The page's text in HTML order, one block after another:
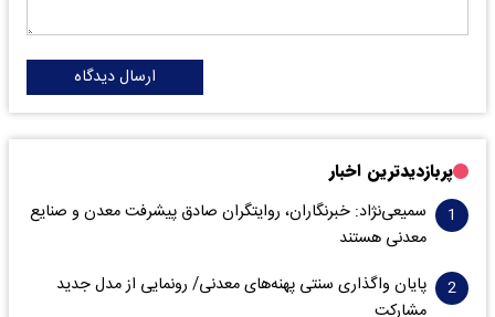
ارسال دیدگاه
پربازدیدترین اخبار
سمیعی‌نژاد: خبرنگاران، روایتگران صادق پیشرفت معدن و صنایع
معدنی هستند
پایان واگذاری‌ سنتی پهنه‌های معدنی/ رونمایی از مدل جدید
مشارکت